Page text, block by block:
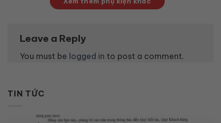
Leave a Reply
You must be logged in to post a comment.
TIN TỨC